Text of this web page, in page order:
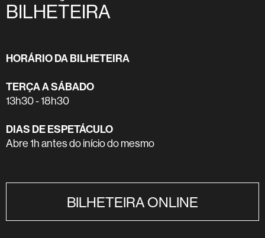
BILHETEIRA
HORÁRIO DA BILHETEIRA
TERÇA A SÁBADO
13h30 - 18h30
DIAS DE ESPETÁCULO
Abre 1h antes do início do mesmo
BILHETEIRA ONLINE